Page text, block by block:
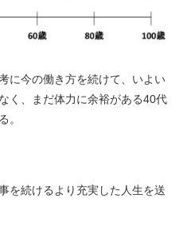
に今の働き方を続けて、いよい
く、まだ体力に余裕がある40代
。
を続けるより充実した人生を送